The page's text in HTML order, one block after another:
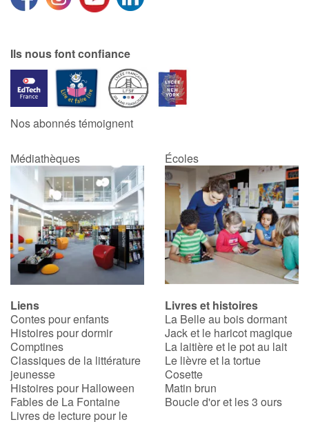
Ils nous font confiance
Nos abonnés témoignent
Médiathèques Écoles
Liens
Contes pour enfants
Histoires pour dormir
Comptines
Classiques de la littérature
jeunesse
Histoires pour Halloween
Fables de La Fontaine
Livres de lecture pour le
Livres et histoires
La Belle au bois dormant
Jack et le haricot magique
La laitière et le pot au lait
Le lièvre et la tortue
Cosette
Matin brun
Boucle d'or et les 3 ours